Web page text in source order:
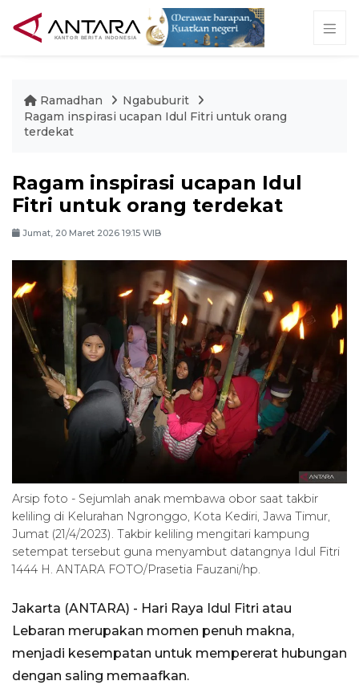
Ramadhan
Ngabuburit
Ragam inspirasi ucapan Idul Fitri untuk orang
terdekat
Ragam inspirasi ucapan Idul
Fitri untuk orang terdekat
Jumat, 20 Maret 2026 19:15 WIB
Arsip foto - Sejumlah anak membawa obor saat takbir
keliling di Kelurahan Ngronggo, Kota Kediri, Jawa Timur,
Jumat (21/4/2023). Takbir keliling mengitari kampung
setempat tersebut guna menyambut datangnya Idul Fitri
1444 H. ANTARA FOTO/Prasetia Fauzani/hp.
Jakarta (ANTARA) - Hari Raya Idul Fitri atau
Lebaran merupakan momen penuh makna,
menjadi kesempatan untuk mempererat hubungan
dengan saling memaafkan.